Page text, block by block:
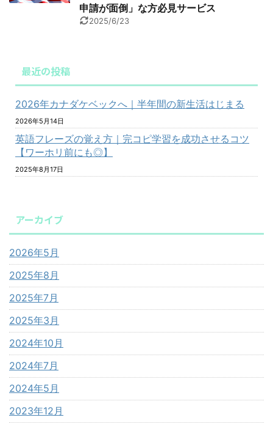
申請が面倒」な方必見サービス
2025/6/23
最近の投稿
2026年カナダケベックへ｜半年間の新生活はじまる
2026年5月14日
英語フレーズの覚え方｜完コピ学習を成功させるコツ
【ワーホリ前にも◎】
2025年8月17日
アーカイブ
2026年5月
2025年8月
2025年7月
2025年3月
2024年10月
2024年7月
2024年5月
2023年12月